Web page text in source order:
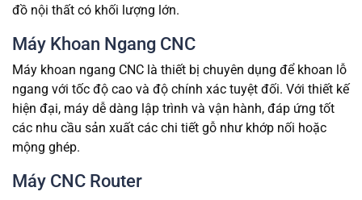
đồ nội thất có khối lượng lớn.
Máy Khoan Ngang CNC
Máy khoan ngang CNC là thiết bị chuyên dụng để khoan lỗ
ngang với tốc độ cao và độ chính xác tuyệt đối. Với thiết kế
hiện đại, máy dễ dàng lập trình và vận hành, đáp ứng tốt
các nhu cầu sản xuất các chi tiết gỗ như khớp nối hoặc
mộng ghép.
Máy CNC Router